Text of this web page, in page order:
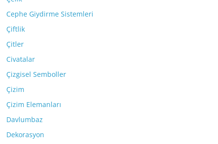
Cephe Giydirme Sistemleri
Çiftlik
Çitler
Civatalar
Çizgisel Semboller
Çizim
Çizim Elemanları
Davlumbaz
Dekorasyon